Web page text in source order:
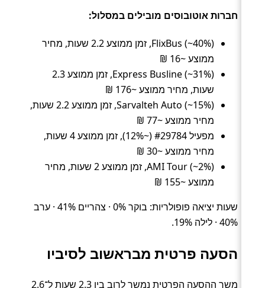
חברות אוטובוסים מובילים במסלול:
FlixBus (~40%), זמן ממוצע 2.2 שעות, מחיר
ממוצע ~16 ₪
Express Busline (~31%), זמן ממוצע 2.3
שעות, מחיר ממוצע ~176 ₪
Sarvalteh Auto (~15%), זמן ממוצע 2.2 שעות,
מחיר ממוצע ~77 ₪
מפעיל #29784 (~12%), זמן ממוצע 4 שעות,
מחיר ממוצע ~30 ₪
AMI Tour (~2%), זמן ממוצע 2 שעות, מחיר
ממוצע ~155 ₪
שעות יציאה פופולריות: בוקר 0% · צהריים 41% · ערב
40% · לילה 19%.
הסעה פרטית מבראשוב לסיביו
משך ההסעה הפרטית נמשך לרוב בין 2.3 שעות ל־2.6